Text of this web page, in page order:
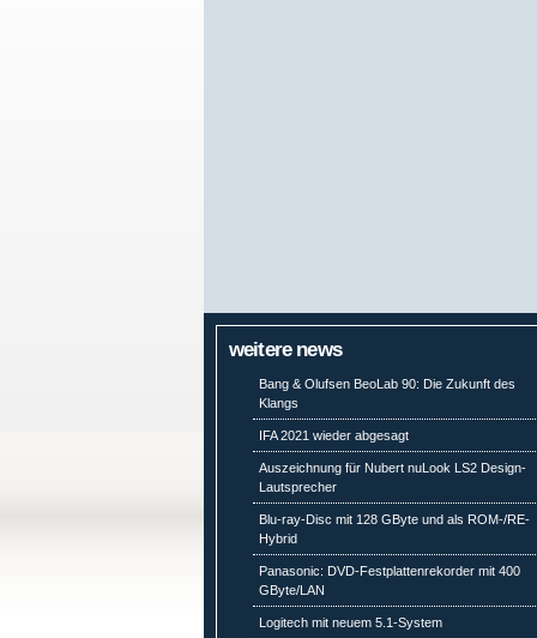
weitere news
Bang & Olufsen BeoLab 90: Die Zukunft des
Klangs
IFA 2021 wieder abgesagt
Auszeichnung für Nubert nuLook LS2 Design-
Lautsprecher
Blu-ray-Disc mit 128 GByte und als ROM-/RE-
Hybrid
Panasonic: DVD-Festplattenrekorder mit 400
GByte/LAN
Logitech mit neuem 5.1-System